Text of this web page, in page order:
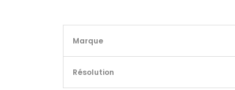
Marque
Résolution